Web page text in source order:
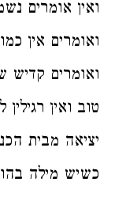
ואין אומרים
ואומרים אין
ואומרים קדיש
טוב ואין
יציאה מבית
כשיש מילה